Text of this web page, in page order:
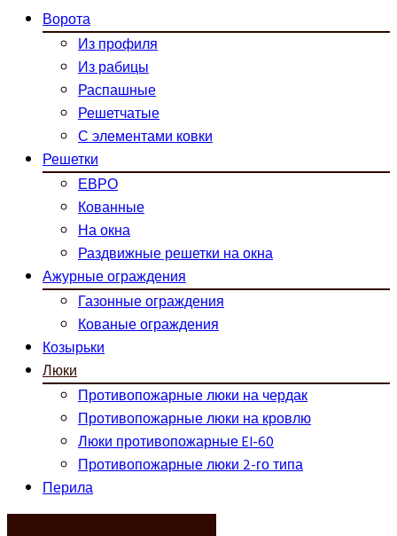
Ворота
Из профиля
Из рабицы
Распашные
Решетчатые
С элементами ковки
Решетки
ЕВРО
Кованные
На окна
Раздвижные решетки на окна
Ажурные ограждения
Газонные ограждения
Кованые ограждения
Козырьки
Люки
Противопожарные люки на чердак
Противопожарные люки на кровлю
Люки противопожарные EI-60
Противопожарные люки 2-го типа
Перила